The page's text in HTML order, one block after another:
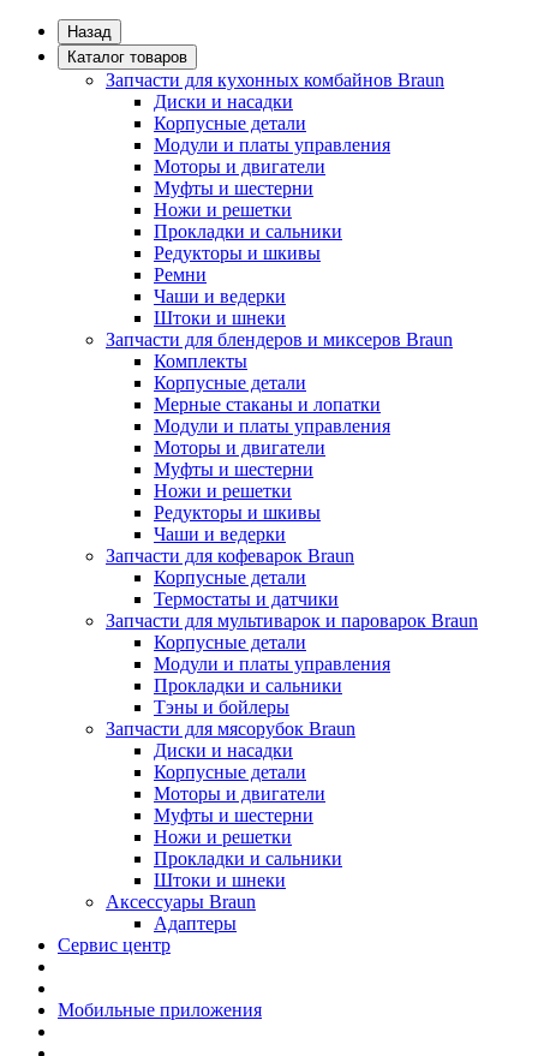
Назад
Каталог товаров
Запчасти для кухонных комбайнов Braun
Диски и насадки
Корпусные детали
Модули и платы управления
Моторы и двигатели
Муфты и шестерни
Ножи и решетки
Прокладки и сальники
Редукторы и шкивы
Ремни
Чаши и ведерки
Штоки и шнеки
Запчасти для блендеров и миксеров Braun
Комплекты
Корпусные детали
Мерные стаканы и лопатки
Модули и платы управления
Моторы и двигатели
Муфты и шестерни
Ножи и решетки
Редукторы и шкивы
Чаши и ведерки
Запчасти для кофеварок Braun
Корпусные детали
Термостаты и датчики
Запчасти для мультиварок и пароварок Braun
Корпусные детали
Модули и платы управления
Прокладки и сальники
Тэны и бойлеры
Запчасти для мясорубок Braun
Диски и насадки
Корпусные детали
Моторы и двигатели
Муфты и шестерни
Ножи и решетки
Прокладки и сальники
Штоки и шнеки
Аксессуары Braun
Адаптеры
Сервис центр
Мобильные приложения